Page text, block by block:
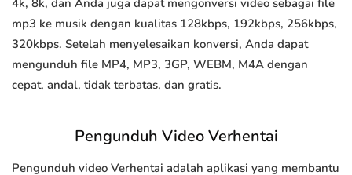
4k, 8k, dan Anda juga dapat mengonversi video sebagai file
mp3 ke musik dengan kualitas 128kbps, 192kbps, 256kbps,
320kbps. Setelah menyelesaikan konversi, Anda dapat
mengunduh file MP4, MP3, 3GP, WEBM, M4A dengan
cepat, andal, tidak terbatas, dan gratis.
Pengunduh Video Verhentai
Pengunduh video Verhentai adalah aplikasi yang membantu